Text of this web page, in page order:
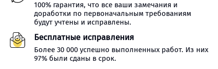
100% гарантия, что все ваши замечания и
доработки по первоначальным требованиям
будут учтены и исправлены.
Бесплатные исправления
Более 30 000 успешно выполненных работ. Из них
97% были сданы в срок.